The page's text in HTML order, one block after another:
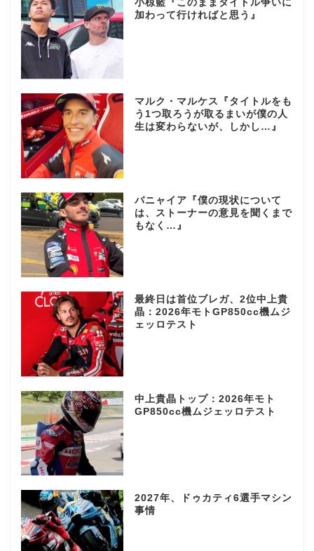
小椋藍『このままタイトル争いに
加わって行ければと思う』
マルク・マルケス『タイトルをも
う1つ取ろうが取るまいが僕の人
生は変わらないが、しかし…』
バニャイア『僕の現状について
は、ストーナーの意見を聞くまで
もなく…』
最終日は首位ブレガ、2位中上貴
晶：2026年モトGP850cc機ムジ
ェッロテスト
中上貴晶トップ：2026年モト
GP850cc機ムジェッロテスト
2027年、ドゥカティ6選手マシン
事情